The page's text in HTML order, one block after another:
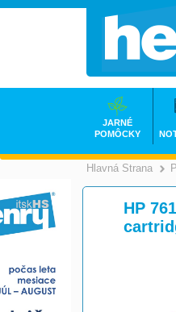
Hlavná Strana
HP
JARNÉ
POMÔCKY